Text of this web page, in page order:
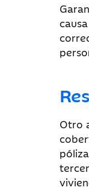
Otro